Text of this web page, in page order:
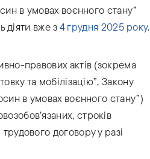
в умовах воєнного стану”
діяти вже з4 грудня 2025 року.
правових актів (зокрема
та мобілізацію”, Закону
в умовах воєнного стану”)
строків
договору у разі